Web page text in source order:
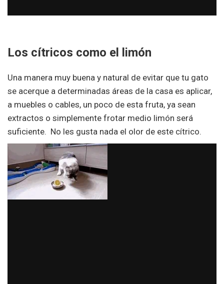
Los cítricos como el limón
Una manera muy buena y natural de evitar que tu gato
se acerque a determinadas áreas de la casa es aplicar,
a muebles o cables, un poco de esta fruta, ya sean
extractos o simplemente frotar medio limón será
suficiente. No les gusta nada el olor de este cítrico.